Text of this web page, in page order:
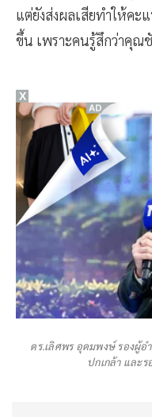
แต่ยังส่งผลเสียทำให้ค
ขึ้น เพราะคนรู้สึกว่าคุณ
ดร.เลิศพร อุดมพงษ์ รองผู้
ปกเกล้า และร
X